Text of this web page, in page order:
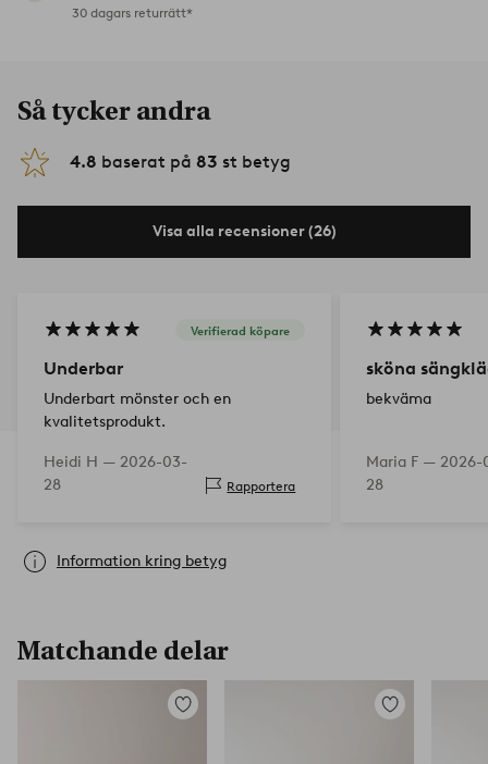
30 dagars returrätt*
Så tycker andra
4.8 baserat på 83 st betyg
Visa alla recensioner (26)
Verifierad köpare
Underbar
Underbart mönster och en
kvalitetsprodukt.
Heidi H — 2026-03-
28
Rapportera
sköna
bekväma
Maria F — 2026-
28
Information kring betyg
Matchande delar
Lägg
Lägg